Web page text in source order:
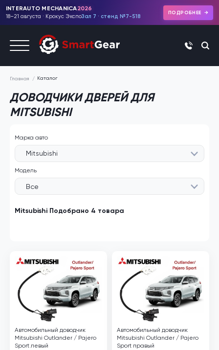
INTERAUTO MECHANICA2026
18–21 августа · Крокус ЭкспоЗал 7 · стенд №7-518
ПОДРОБНЕЕ
+7 (495)
Главная Каталог
ДОВОДЧИКИ ДВЕРЕЙ ДЛЯ
MITSUBISHI
Марка авто
Mitsubishi
Модель
Все
Mitsubishi Подобрано 4 товара
Автомобильный доводчик
Mitsubishi Outlander / Pajero
Sport левый
Автомобильный доводчик
Mitsubishi Outlander / Pajero
Sport правый